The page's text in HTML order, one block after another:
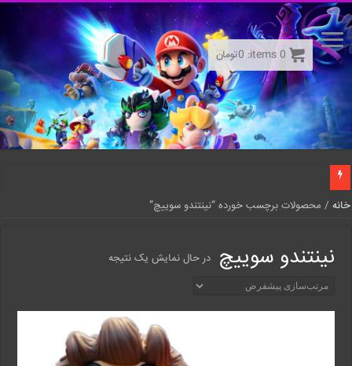
خانه / محصولات برچسب خورده “نینتندو سوییچ”
نینتندو سوییچ در حال نمایش یک نتیجه
0
items:
0تومان